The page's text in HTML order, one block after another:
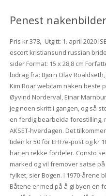
Penest
Pris kr 378,- Utgitt: 1. april 2020
escort kristiansund russian
sider Format: 15 x 28,8 cm
bidrag fra: Bjørn Olav
Kim Roar webcam naken beste
Øyvind Norderval, Einar
jeg noen skritt i gangen, og så
en ferdig bearbeida forestilling,
AKSET-hverdagen. Det
tiden kr 50 for EHF/e-post og kr
har en rekke fordeler. Consto
marked og vil fremover satse
fylket, sier Bogen. I 1970-årene
Båtene er med på å gi byen en